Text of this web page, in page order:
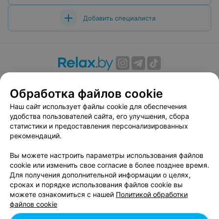
Добавить специалиста
Вакансии
Публичный договор
Способы оплаты
Публичный договор по использованию сервиса
«Афиша»
Пользовательское соглашение
Связаться по вопросам сотрудничества
Написать руководителю relax.by
Персональные настройки cookie
Обработка персональных данных
Обработка файлов cookie
Наш сайт использует файлы cookie для обеспечения
удобства пользователей сайта, его улучшения, сбора
статистики и предоставления персонализированных
рекомендаций.
Вы можете настроить параметры использования файлов
cookie или изменить свое согласие в более позднее время.
Для получения дополнительной информации о целях,
сроках и порядке использования файлов cookie вы
можете ознакомиться с нашей Политикой обработки
файлов cookie